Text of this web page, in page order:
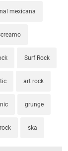
mexicana
Surf Rock
art rock
grunge
ska